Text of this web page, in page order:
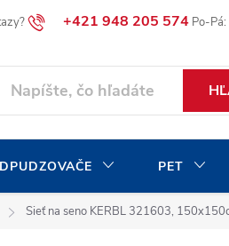
+421 948 205 574
Blog Moja objednávka
PET
Sieť na seno KERBL 321603,